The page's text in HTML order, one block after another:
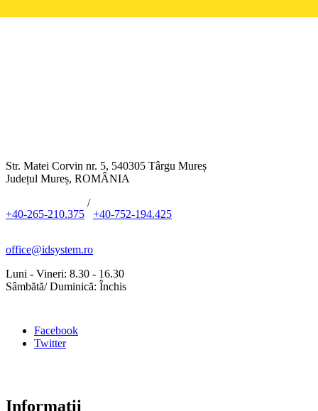
Str. Matei Corvin nr. 5, 540305 Târgu Mureș
Județul Mureș, ROMÂNIA
+40-265-210.375
/
+40-752-194.425
office@idsystem.ro
Luni - Vineri: 8.30 - 16.30
Sâmbătă/ Duminică: Închis
Facebook
Twitter
Informații